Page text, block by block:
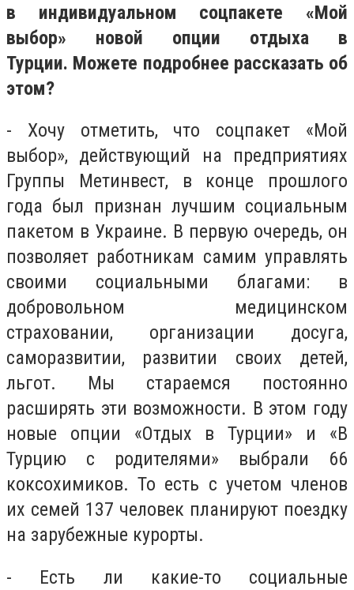
в индивидуальном соцпакете «Мой
выбор» новой опции отдыха в
Турции. Можете подробнее рассказать об
этом?
- Хочу отметить, что соцпакет «Мой
выбор», действующий на предприятиях
Группы Метинвест, в конце прошлого
года был признан лучшим социальным
пакетом в Украине. В первую очередь, он
позволяет работникам самим управлять
своими социальными благами: в
добровольном медицинском
страховании, организации досуга,
саморазвитии, развитии своих детей,
льгот. Мы стараемся постоянно
расширять эти возможности. В этом году
новые опции «Отдых в Турции» и «В
Турцию с родителями» выбрали 66
коксохимиков. То есть с учетом членов
их семей 137 человек планируют поездку
на зарубежные курорты.
- Есть ли какие-то социальные